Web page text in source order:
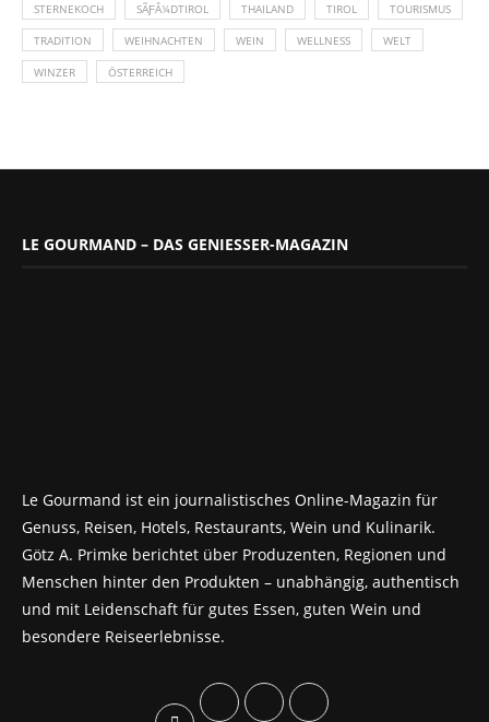
STERNEKOCH SÃƑÂ¼DTIROL THAILAND TIROL TOURISMUS
TRADITION WEIHNACHTEN WEIN WELLNESS WELT
WINZER ÖSTERREICH
LE GOURMAND – DAS GENIESSER-MAGAZIN
Le Gourmand ist ein journalistisches Online-Magazin für
Genuss, Reisen, Hotels, Restaurants, Wein und Kulinarik.
Götz A. Primke berichtet über Produzenten, Regionen und
Menschen hinter den Produkten – unabhängig, authentisch
und mit Leidenschaft für gutes Essen, guten Wein und
besondere Reiseerlebnisse.